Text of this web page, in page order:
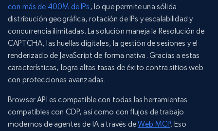
con más de 400M de IPs, lo que permite una sólida
distribución geográfica, rotación de IPs y escalabilidad y
concurrencia ilimitadas. La solución maneja la Resolución de
CAPTCHA, las huellas digitales, la gestión de sesiones y el
renderizado de JavaScript de forma nativa. Gracias a estas
características, logra altas tasas de éxito contra sitios web
con protecciones avanzadas.
Browser API es compatible con todas las herramientas
compatibles con CDP, así como con flujos de trabajo
modernos de agentes de IA a través deWeb MCP. Eso